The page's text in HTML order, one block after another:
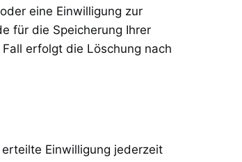
eine Einwilligung zur
für die Speicherung Ihrer
erfolgt die Löschung nach
Einwilligung jederzeit